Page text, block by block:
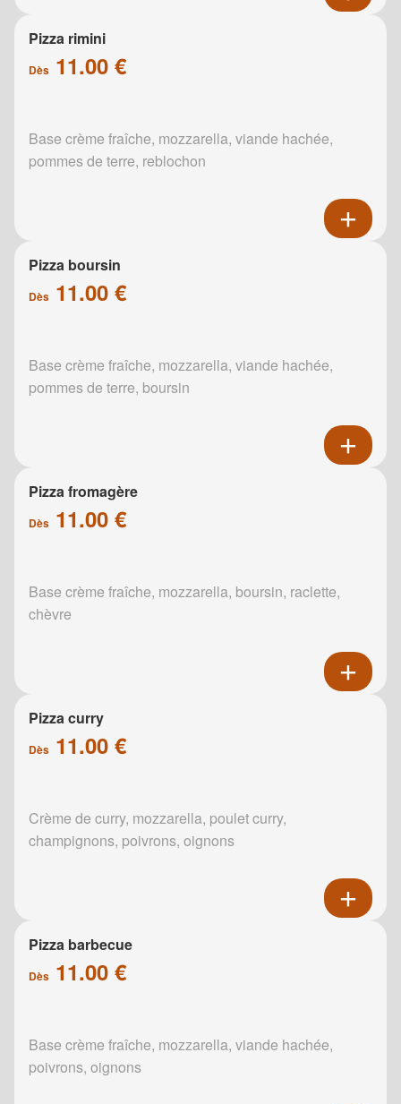
Pizza rimini
Dès 11.00 €
Base crème fraîche, mozzarella, viande hachée,
pommes de terre, reblochon
Pizza boursin
Dès 11.00 €
Base crème fraîche, mozzarella, viande hachée,
pommes de terre, boursin
Pizza fromagère
Dès 11.00 €
Base crème fraîche, mozzarella, boursin, raclette,
chèvre
Pizza curry
Dès 11.00 €
Crème de curry, mozzarella, poulet curry,
champignons, poivrons, oignons
Pizza barbecue
Dès 11.00 €
Base crème fraîche, mozzarella, viande hachée,
poivrons, oignons